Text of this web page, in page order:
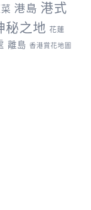
港島 港式
秘之地 花蓮
離島 香港賞花地圖